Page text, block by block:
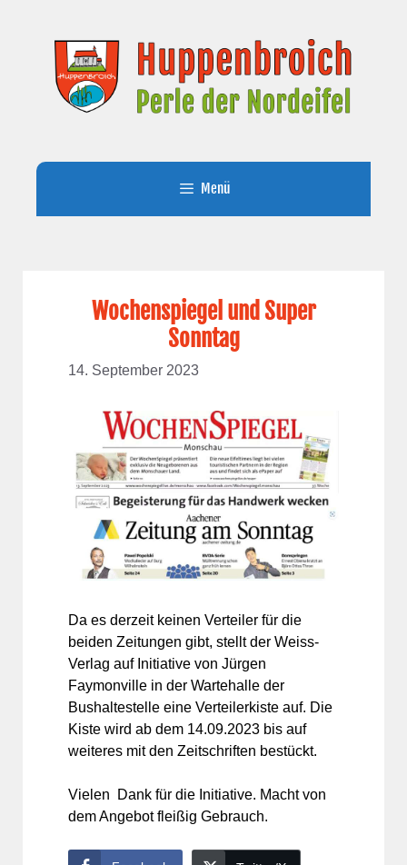
springen
Menü
Wochenspiegel und Super
Sonntag
14. September 2023
Da es derzeit keinen Verteiler für die
beiden Zeitungen gibt, stellt der Weiss-
Verlag auf Initiative von Jürgen
Faymonville in der Wartehalle der
Bushaltestelle eine Verteilerkiste auf. Die
Kiste wird ab dem 14.09.2023 bis auf
weiteres mit den Zeitschriften bestückt.
Vielen Dank für die Initiative. Macht von
dem Angebot fleißig Gebrauch.